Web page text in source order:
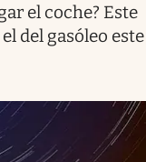
el coche? Este
del gasóleo este